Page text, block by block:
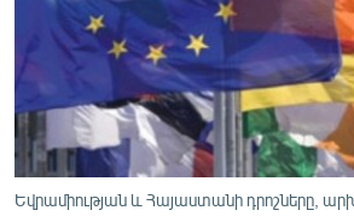
ՄՇԱԿՈՒՅԹ
ՍՊՈՐՏ
ՄԵԿՆԱԲԱՆՈՒԹՅՈՒՆ
ՏՏ ԵՒ ԻՆՏԵՐՆԵՏ
ԿՈՐՈՆԱՎԻՐՈՒՍ
Եվրամիության և Հայաստանի դրոշները,